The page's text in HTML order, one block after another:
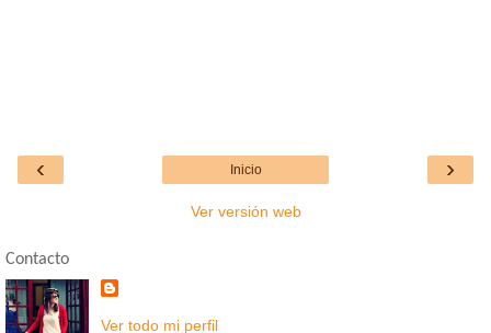
‹ ›
Inicio
Ver versión web
Contacto
Ver todo mi perfil